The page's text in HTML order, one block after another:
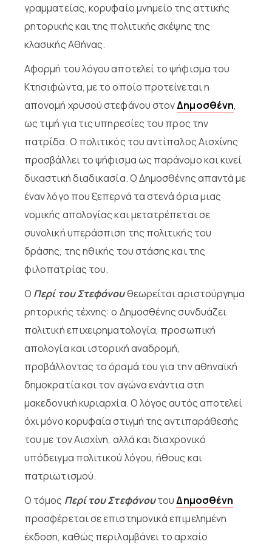
γραμματείας, κορυφαίο μνημείο της αττικής
ρητορικής και της πολιτικής σκέψης της
κλασικής Αθήνας.
Αφορμή του λόγου αποτελεί το ψήφισμα του
Κτησιφώντα, με το οποίο προτείνεται η
απονομή χρυσού στεφάνου στονΔημοσθένη,
ως τιμή για τις υπηρεσίες του προς την
πατρίδα. Ο πολιτικός του αντίπαλος Αισχίνης
προσβάλλει το ψήφισμα ως παράνομο και κινεί
δικαστική διαδικασία. Ο Δημοσθένης απαντά με
έναν λόγο που ξεπερνά τα στενά όρια μιας
νομικής απολογίας και μετατρέπεται σε
συνολική υπεράσπιση της πολιτικής του
δράσης, της ηθικής του στάσης και της
φιλοπατρίας του.
Ο Περί του Στεφάνουθεωρείται αριστούργημα
ρητορικής τέχνης: ο Δημοσθένης συνδυάζει
πολιτική επιχειρηματολογία, προσωπική
απολογία και ιστορική αναδρομή,
προβάλλοντας το όραμά του για την αθηναϊκή
δημοκρατία και τον αγώνα ενάντια στη
μακεδονική κυριαρχία. Ο λόγος αυτός αποτελεί
όχι μόνο κορυφαία στιγμή της αντιπαράθεσής
του με τον Αισχίνη, αλλά και διαχρονικό
υπόδειγμα πολιτικού λόγου, ήθους και
πατριωτισμού.
Ο τόμος Περί του ΣτεφάνουτουΔημοσθένη
προσφέρεται σε επιστημονικά επιμελημένη
έκδοση, καθώς περιλαμβάνει το αρχαίο